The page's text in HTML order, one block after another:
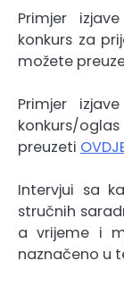
Primjer
konkurs za
možete
Primjer
konkurs/
preuzeti
Intervjui sa
stručnih
a vrijeme i
naznačeno u